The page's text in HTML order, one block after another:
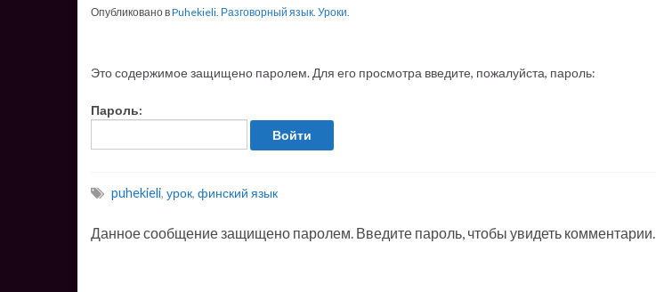
Опубликовано вPuhekieli. Разговорный язык. Уроки.
Это содержимое защищено паролем. Для его просмотра введите, пожалуйста, пароль:
Пароль:
puhekieli, урок, финский язык
Данное сообщение защищено паролем. Введите пароль, чтобы увидеть комментарии.